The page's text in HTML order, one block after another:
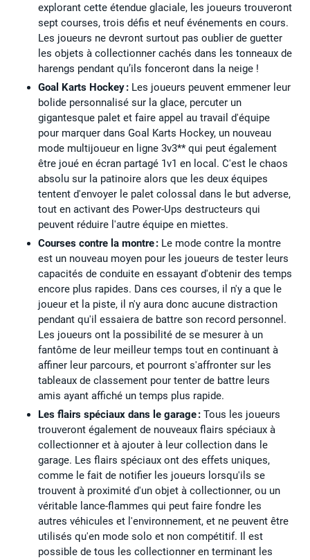
explorant cette étendue glaciale, les joueurs trouveront
sept courses, trois défis et neuf événements en cours.
Les joueurs ne devront surtout pas oublier de guetter
les objets à collectionner cachés dans les tonneaux de
harengs pendant qu’ils fonceront dans la neige !
Goal Karts Hockey : Les joueurs peuvent emmener leur
bolide personnalisé sur la glace, percuter un
gigantesque palet et faire appel au travail d'équipe
pour marquer dans Goal Karts Hockey, un nouveau
mode multijoueur en ligne 3v3** qui peut également
être joué en écran partagé 1v1 en local. C'est le chaos
absolu sur la patinoire alors que les deux équipes
tentent d'envoyer le palet colossal dans le but adverse,
tout en activant des Power-Ups destructeurs qui
peuvent réduire l'autre équipe en miettes.
Courses contre la montre : Le mode contre la montre
est un nouveau moyen pour les joueurs de tester leurs
capacités de conduite en essayant d'obtenir des temps
encore plus rapides. Dans ces courses, il n'y a que le
joueur et la piste, il n'y aura donc aucune distraction
pendant qu'il essaiera de battre son record personnel.
Les joueurs ont la possibilité de se mesurer à un
fantôme de leur meilleur temps tout en continuant à
affiner leur parcours, et pourront s'affronter sur les
tableaux de classement pour tenter de battre leurs
amis ayant affiché un temps plus rapide.
Les flairs spéciaux dans le garage : Tous les joueurs
trouveront également de nouveaux flairs spéciaux à
collectionner et à ajouter à leur collection dans le
garage. Les flairs spéciaux ont des effets uniques,
comme le fait de notifier les joueurs lorsqu'ils se
trouvent à proximité d'un objet à collectionner, ou un
véritable lance-flammes qui peut faire fondre les
autres véhicules et l'environnement, et ne peuvent être
utilisés qu'en mode solo et non compétitif. Il est
possible de tous les collectionner en terminant les